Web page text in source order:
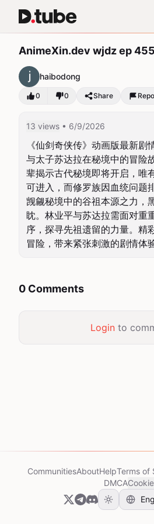
AnimeXin.dev wjdz ep
haibodong
0 0 Share
13 views • 6/9/2026
《仙剑奇侠传》动画版最新剧
与太子苏达拉在秘境中的冒险
辈揭示古代秘境即将开启，唯
可进入，而修罗族因血统问题
觊觎秘境中的谷祖本源之力，
眈。林业平与苏达拉需面对重
序，探寻先祖遗留的力量。精
冒险，带来紧张刺激的剧情体验
0 Comments
Loginto
CommunitiesAboutHelpTerms of
DMCA